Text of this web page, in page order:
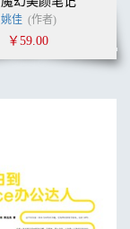
姚佳 (作者)
￥59.00